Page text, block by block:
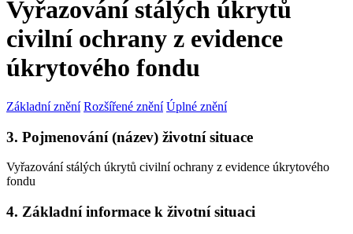
Vyřazování stálých úkrytů
civilní ochrany z evidence
úkrytového fondu
Základní znění Rozšířené znění Úplné znění
3. Pojmenování (název) životní situace
Vyřazování stálých úkrytů civilní ochrany z evidence úkrytového
fondu
4. Základní informace k životní situaci